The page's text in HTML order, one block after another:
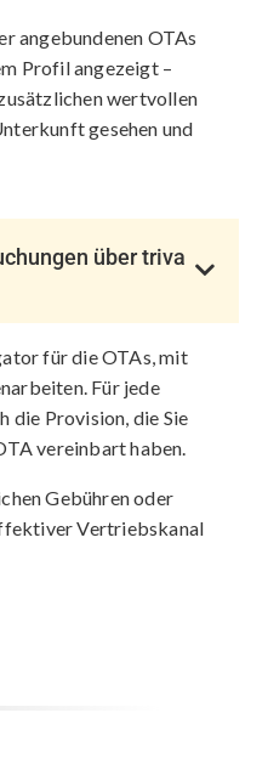
angebundenen OTAs
Profil angezeigt –
wertvollen
gesehen und
über triva
für die OTAs, mit
Für jede
die Provision, die Sie
vereinbart haben.
Gebühren oder
Vertriebskanal